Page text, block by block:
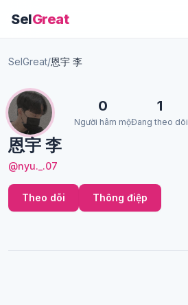
SelGreat
SelGreat/恩宇 李
恩宇 李
@nyu._.07
0
Người hâm mộ
1
Đang theo dõi
Theo dõi Thông điệp